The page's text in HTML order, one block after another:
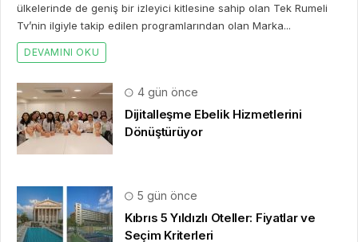
ülkelerinde de geniş bir izleyici kitlesine sahip olan Tek Rumeli
Tv’nin ilgiyle takip edilen programlarından olan Marka...
DEVAMINI OKU
4 gün önce
Dijitalleşme Ebelik Hizmetlerini
Dönüştürüyor
5 gün önce
Kıbrıs 5 Yıldızlı Oteller: Fiyatlar ve
Seçim Kriterleri